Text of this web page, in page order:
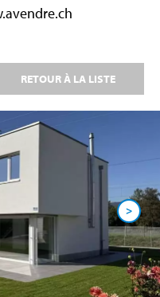
RETOUR À LA LISTE
>